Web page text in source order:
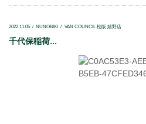
2022.11.05 NUNOBIKI VAN COUNCIL 松阪 嬉野店
千代保稲荷...